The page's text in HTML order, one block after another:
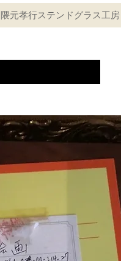
隈元孝行ステンドグラス工房